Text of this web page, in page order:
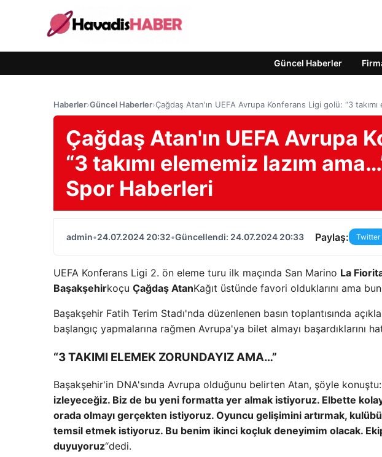
Güncel Haberler
Haberler›Güncel Haberler›Çağdaş Atan'ın UEFA Avrupa Konferans Ligi golü: “3
Çağdaş Atan'ın UEFA Avrupa
“3 takımı elememiz lazım
Spor Haberleri
admin•24.07.2024 20:32•Güncellendi: 24.07.2024 20:33 Paylaş: Twitter
UEFA Konferans Ligi 2. ön eleme turu ilk maçında San Marino La
Başakşehirkoçu Çağdaş AtanKağıt üstünde favori olduklarını ama
Başakşehir Fatih Terim Stadı'nda düzenlenen basın toplantısında
başlangıç ​​yapmalarına rağmen Avrupa'ya bilet almayı başardıklarını
“3 TAKIMI ELEMEK ZORUNDAYIZ AMA…”
Başakşehir'in DNA'sında Avrupa olduğunu belirten Atan, şöyle konuştu:
izleyeceğiz. Biz de bu yeni formatta yer almak istiyoruz. Elbette
orada olmayı gerçekten istiyoruz. Oyuncu gelişimini artırmak,
temsil etmek istiyoruz. Bu benim ikinci koçluk deneyimim olacak.
duyuyoruz“dedi.